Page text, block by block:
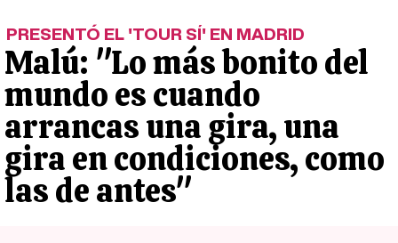
PRESENTÓ EL 'TOUR SÍ' EN MADRID
Malú: "Lo más bonito del
mundo es cuando
arrancas una gira, una
gira en condiciones, como
las de antes"